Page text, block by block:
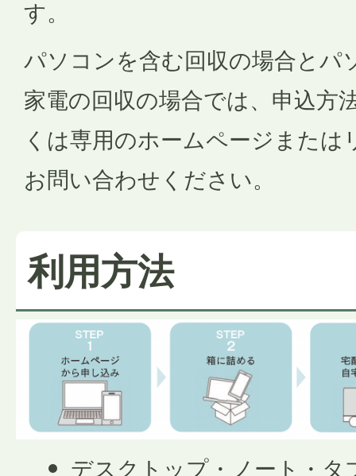
す。
パソコンを含む回収の場合とパ
家電の回収の場合では、申込方
くは専用のホームページまた
お問い合わせください。
利用方法
デスクトップ・ノート・タ